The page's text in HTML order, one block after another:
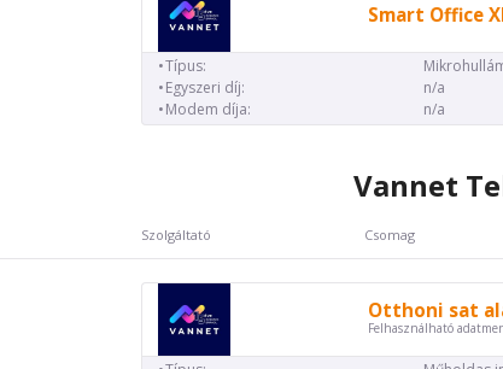
Smart Office
Típus:
Egyszeri díj:
n/a
Modem díja:
n/a
Vannet
Szolgáltató Csomag
Otthoni sat
Felhasználható